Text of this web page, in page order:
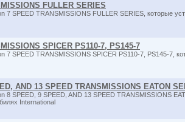
FULLER SERIES
7 SPEED TRANSMISSIONS FULLER SERIES, которые
SPICER PS110-7, PS145-7
7 SPEED TRANSMISSIONS SPICER PS110-7, PS145-7,
AND 13 SPEED TRANSMISSIONS EATON
8 SPEED, 9 SPEED, AND 13 SPEED TRANSMISSIONS
International